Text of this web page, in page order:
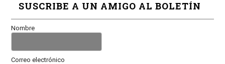
SUSCRIBE A UN AMIGO AL BOLETÍN
Nombre
Correo electrónico